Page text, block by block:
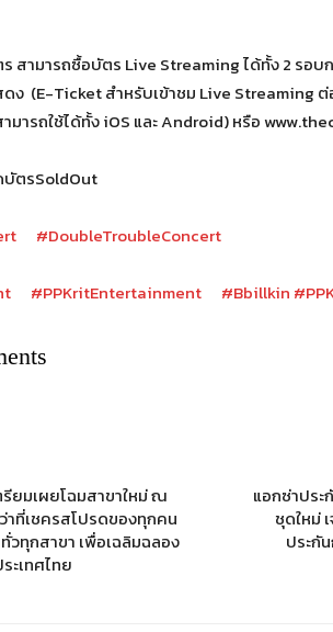
สามารถซื้อบัตร Live Streaming ได้ทั้ง 2 รอ
ดง (E-Ticket สำหรับเข้าชม Live Streaming
ารถใช้ได้ทั้ง iOS และ Android) หรือ
ตรSoldOut
#DoubleTroubleConcert
#PPKritEntertainment #Bbillkin
ยมเผยโฉมสาขาใหม่ ณ
าที่เชครสโปรดของทุกคน
วทุกสาขา เพื่อเฉลิมฉลอง
ะเทศไทย
แอกซ่าปร
ชุดใหม่
ประกั